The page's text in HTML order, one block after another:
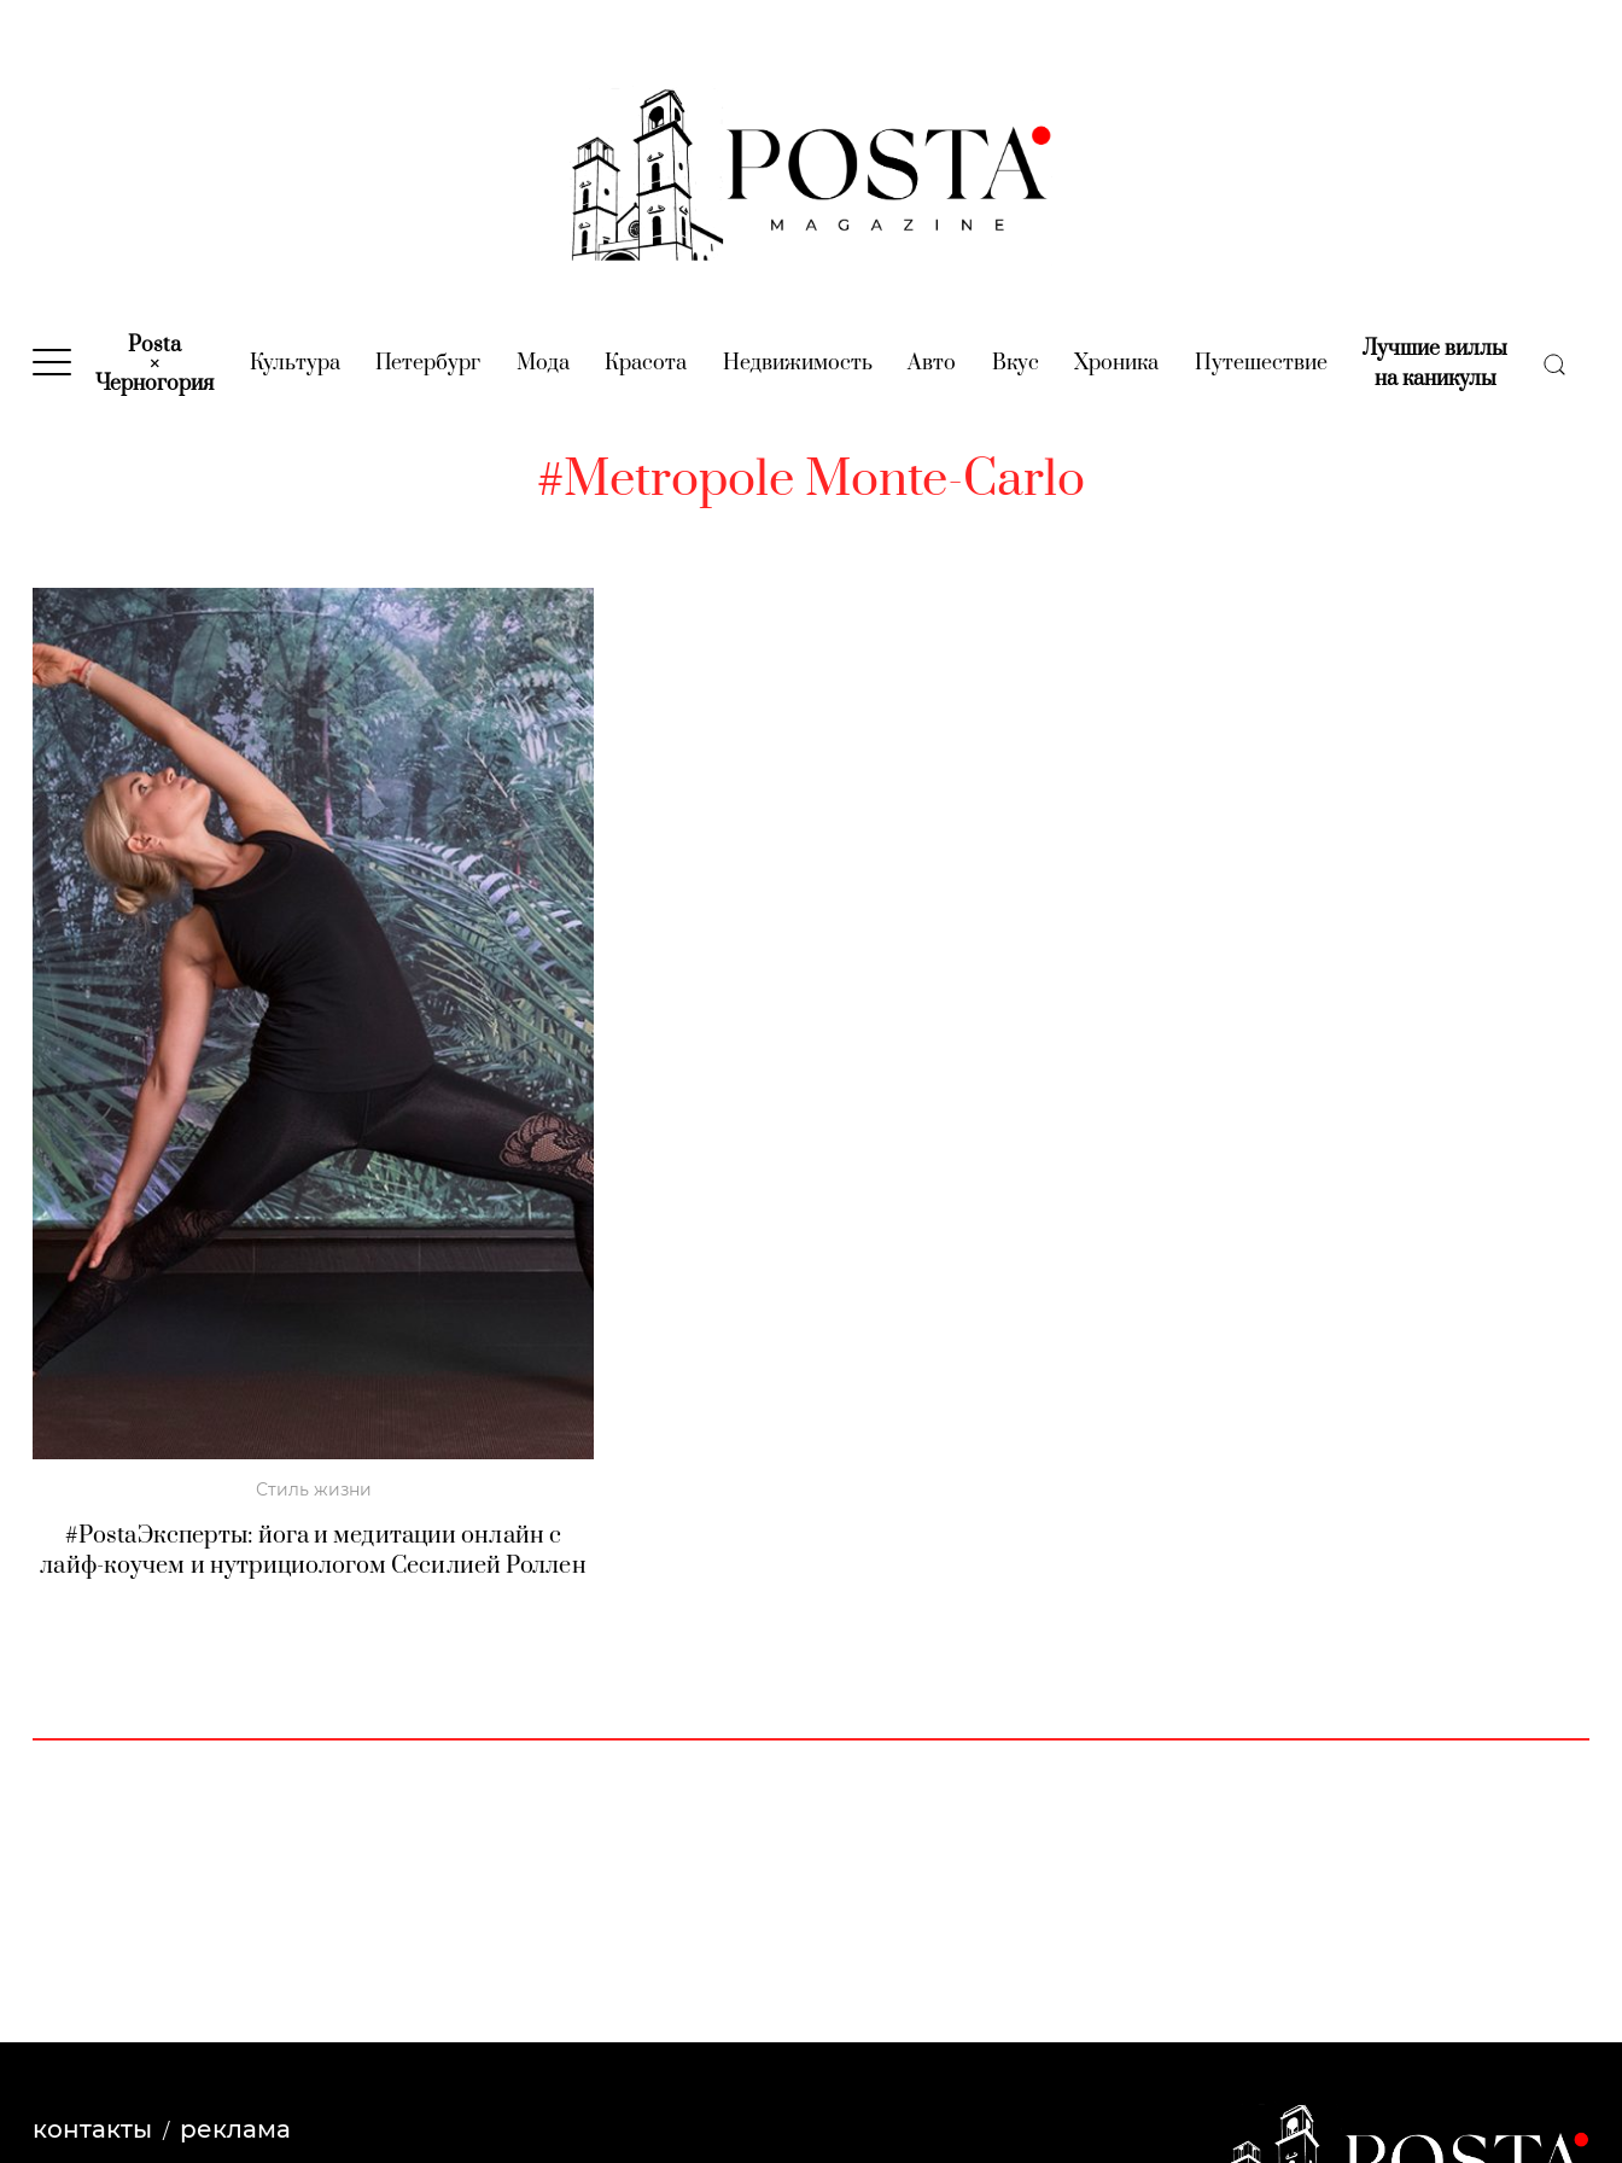
Posta
×
Черногория(current)
Культура(current)
Петербург (current)
Мода(current)
Красота (current)
Недвижимость(current)
Авто (current)
Вкус (current)
Хроника (current)
Путешествие(current)
Лучшие виллы
на каникулы(current)
#Metropole Monte-Carlo
Стиль жизни
#PostaЭксперты: йога и медитации онлайн с
лайф-коучем и нутрициологом Сесилией Роллен
контакты реклама